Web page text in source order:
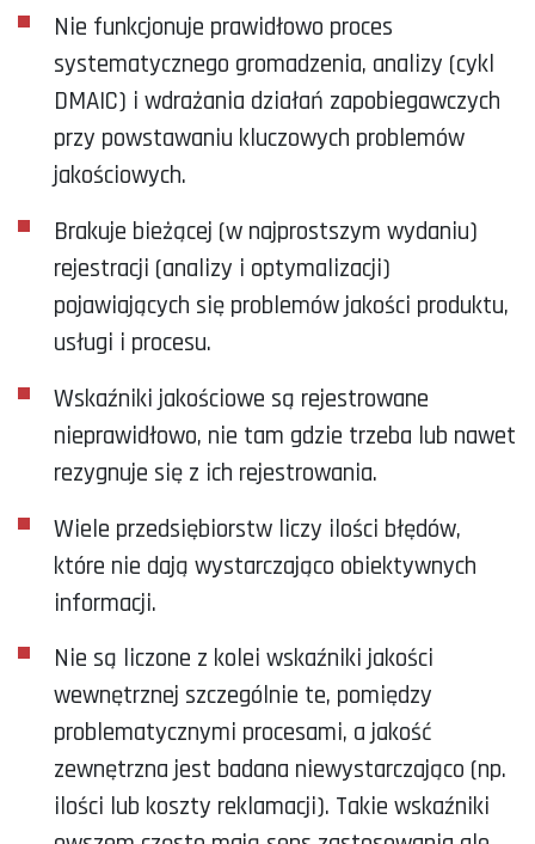
Nie funkcjonuje prawidłowo proces
systematycznego gromadzenia, analizy (cykl
DMAIC) i wdrażania działań zapobiegawczych
przy powstawaniu kluczowych problemów
jakościowych.
Brakuje bieżącej (w najprostszym wydaniu)
rejestracji (analizy i optymalizacji)
pojawiających się problemów jakości produktu,
usługi i procesu.
Wskaźniki jakościowe są rejestrowane
nieprawidłowo, nie tam gdzie trzeba lub nawet
rezygnuje się z ich rejestrowania.
Wiele przedsiębiorstw liczy ilości błędów,
które nie dają wystarczająco obiektywnych
informacji.
Nie są liczone z kolei wskaźniki jakości
wewnętrznej szczególnie te, pomiędzy
problematycznymi procesami, a jakość
zewnętrzna jest badana niewystarczająco (np.
ilości lub koszty reklamacji). Takie wskaźniki